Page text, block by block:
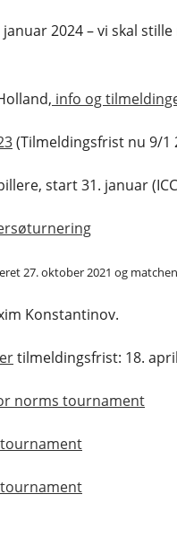
2024 – vi skal
info og
(Tilmeldingsfrist nu 9/1
start 31. januar
27. oktober 2021 og
Konstantinov.
tilmeldingsfrist: 18.
norms tournament
tournament
tournament